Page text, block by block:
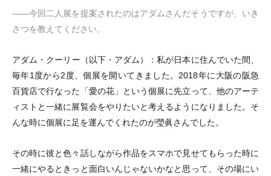
――今回二人展を提案されたのはアダムさんだそうですが、いき
さつを教えてください。
アダム ・ クーリー （ 以下・ アダム）
：私が日本に住んでいた間、
毎年1度から2度、個展を開いてきました。2018年に大阪の阪急
百貨店で行なった 「愛の花」
という個展に先立って、他のアーテ
ィストと一緒に展覧会をやりたいと考えるようになりました。そ
んな時に個展に足を運んでくれたのが瑩眞さんでした。
その時に彼と色々話しながら作品をスマホで見せてもらった時に
一緒にやるときっと面白いんじゃないかなと思って、その場にい